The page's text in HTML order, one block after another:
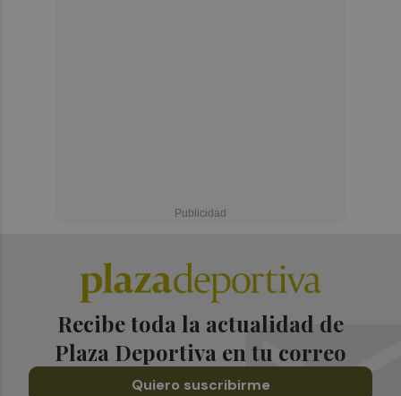
Recibe toda la actualidad de
Plaza Deportiva en tu correo
Quiero suscribirme